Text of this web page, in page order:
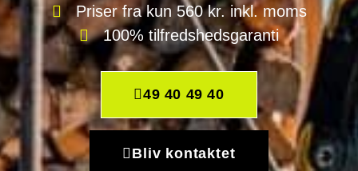
Priser fra kun 560 kr. inkl. moms
100% tilfredshedsgaranti
49 40 49 40
Bliv kontaktet